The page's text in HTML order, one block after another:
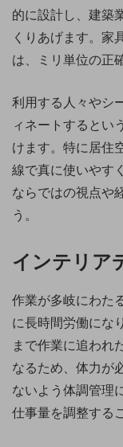
的に設計し、建築
くりあげます。家
は、ミリ単位の正
利用する人々やシ
ィネートするとい
けます。特に居住
線で真に使いやす
ならではの視点や
う。
インテリア
作業が多岐にわた
に長時間労働にな
まで作業に追われ
なるため、体力が
ないよう体調管理
仕事量を調整する